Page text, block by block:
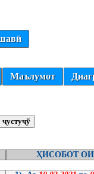
Маълумот
ҲИСОБОТ